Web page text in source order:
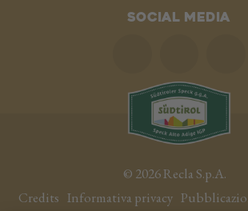
I reparti di Recla
Lavora con noi
Chi siamo
Qualità
SOCIAL MEDIA
© 2026Recla S.p.A.
Credits Informativa privacy